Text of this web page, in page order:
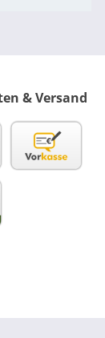
& Versand